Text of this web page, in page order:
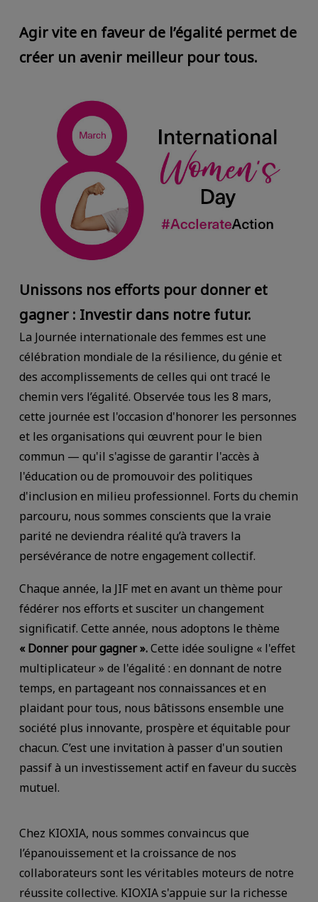
Agir vite en faveur de l’égalité permet de
créer un avenir meilleur pour tous.
La Journée internationale des femmes est une
célébration mondiale de la résilience, du génie et
des accomplissements de celles qui ont tracé le
chemin vers l’égalité. Observée tous les 8 mars,
cette journée est l'occasion d'honorer les personnes
et les organisations qui œuvrent pour le bien
commun — qu'il s'agisse de garantir l'accès à
l'éducation ou de promouvoir des politiques
d'inclusion en milieu professionnel. Forts du chemin
parcouru, nous sommes conscients que la vraie
parité ne deviendra réalité qu’à travers la
persévérance de notre engagement collectif.
Chaque année, la JIF met en avant un thème pour
fédérer nos efforts et susciter un changement
significatif. Cette année, nous adoptons le thème
« Donner pour gagner ».Cette idée souligne « l'effet
multiplicateur » de l'égalité : en donnant de notre
temps, en partageant nos connaissances et en
plaidant pour tous, nous bâtissons ensemble une
société plus innovante, prospère et équitable pour
chacun. C’est une invitation à passer d'un soutien
passif à un investissement actif en faveur du succès
mutuel.
Unissons nos efforts pour donner et
gagner : Investir dans notre futur.
Chez KIOXIA, nous sommes convaincus que
l’épanouissement et la croissance de nos
collaborateurs sont les véritables moteurs de notre
réussite collective. KIOXIA s'appuie sur la richesse